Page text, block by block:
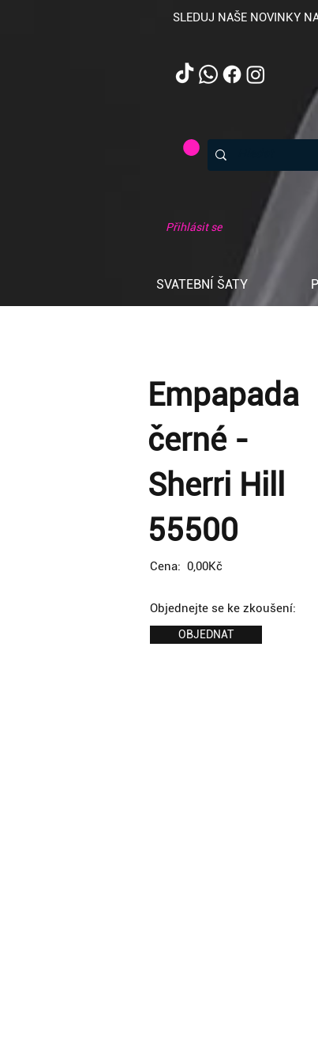
SLEDUJ NAŠE NOVINKY
Přihlásit se
SVATEBNÍ ŠATY
Empapada
černé -
Sherri Hill
55500
Cena: 0,00Kč
Objednejte se ke zkoušení:
OBJEDNAT